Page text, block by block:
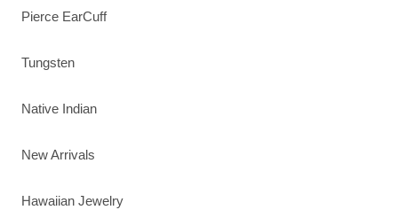
Pierce EarCuff
Tungsten
Native Indian
New Arrivals
Hawaiian Jewelry